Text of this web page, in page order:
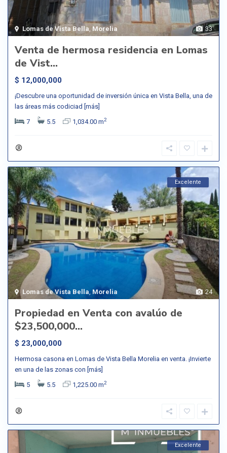
33
Lomas de Vista Bella, Morelia
Venta de hermosa residencia en Lomas
de Vist...
$ 12,000,000
¡Descubre una oportunidad de inversión única en Vista Bella, una de
las áreas más codiciad [más]
7
5.5 1,034.00 m2
24
Lomas de Vista Bella, Morelia
Excelente
Propiedad en Venta con avalúo de
$23,500,000...
$ 23,000,000
Hermosa casona en Lomas de Vista Bella Morelia en venta. ¡Invierte
en una de las zonas con [más]
5
5.5 1,225.00 m2
Excelente